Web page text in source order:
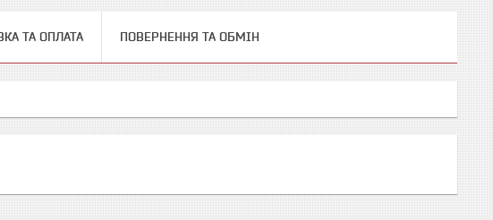
ТА ОПЛАТА ПОВЕРНЕННЯ ТА ОБМІН